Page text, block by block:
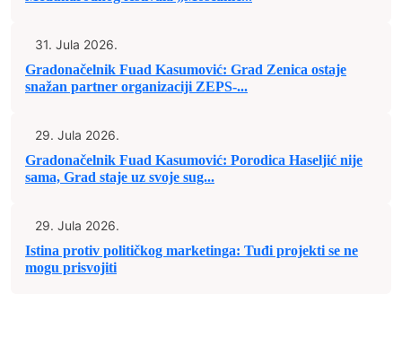
31. Jula 2026.
Gradonačelnik Fuad Kasumović: Grad Zenica ostaje
snažan partner organizaciji ZEPS-...
29. Jula 2026.
Gradonačelnik Fuad Kasumović: Porodica Haseljić nije
sama, Grad staje uz svoje sug...
29. Jula 2026.
Istina protiv političkog marketinga: Tuđi projekti se ne
mogu prisvojiti